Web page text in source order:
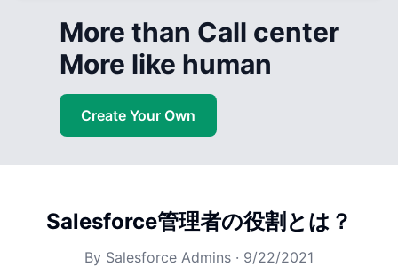
More than Call center
More like human
Create Your Own
Salesforce管理者の役割とは？
By Salesforce Admins · 9/22/2021